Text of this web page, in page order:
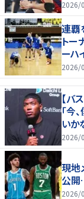
2026/
連覇
トー
ーハ
2026/
【バ
「今
いか
2026/
現地
公開
2026/